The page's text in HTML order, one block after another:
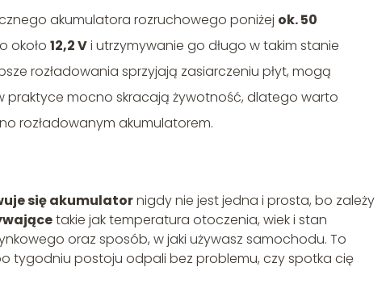
akumulatora rozruchowego poniżej ok. 50
około 12,2 Vi utrzymywanie go długo w takim stanie
rozładowania sprzyjają zasiarczeniu płyt, mogą
mocno skracają żywotność, dlatego warto
rozładowanym akumulatorem.
się akumulatornigdy nie jest jedna i prosta, bo zależy
takie jak temperatura otoczenia, wiek i stan
oraz sposób, w jaki używasz samochodu. To
tygodniu postoju odpali bez problemu, czy spotka cię